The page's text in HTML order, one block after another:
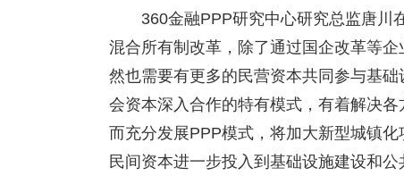
360金融PPP研究中心研究总监唐川
混合所有制改革，除了通过国企改革等企
然也需要有更多的民营资本共同参与基
会资本深入合作的特有模式，有着解决
而充分发展PPP模式，将加大新型城镇
民间资本进一步投入到基础设施建设和公